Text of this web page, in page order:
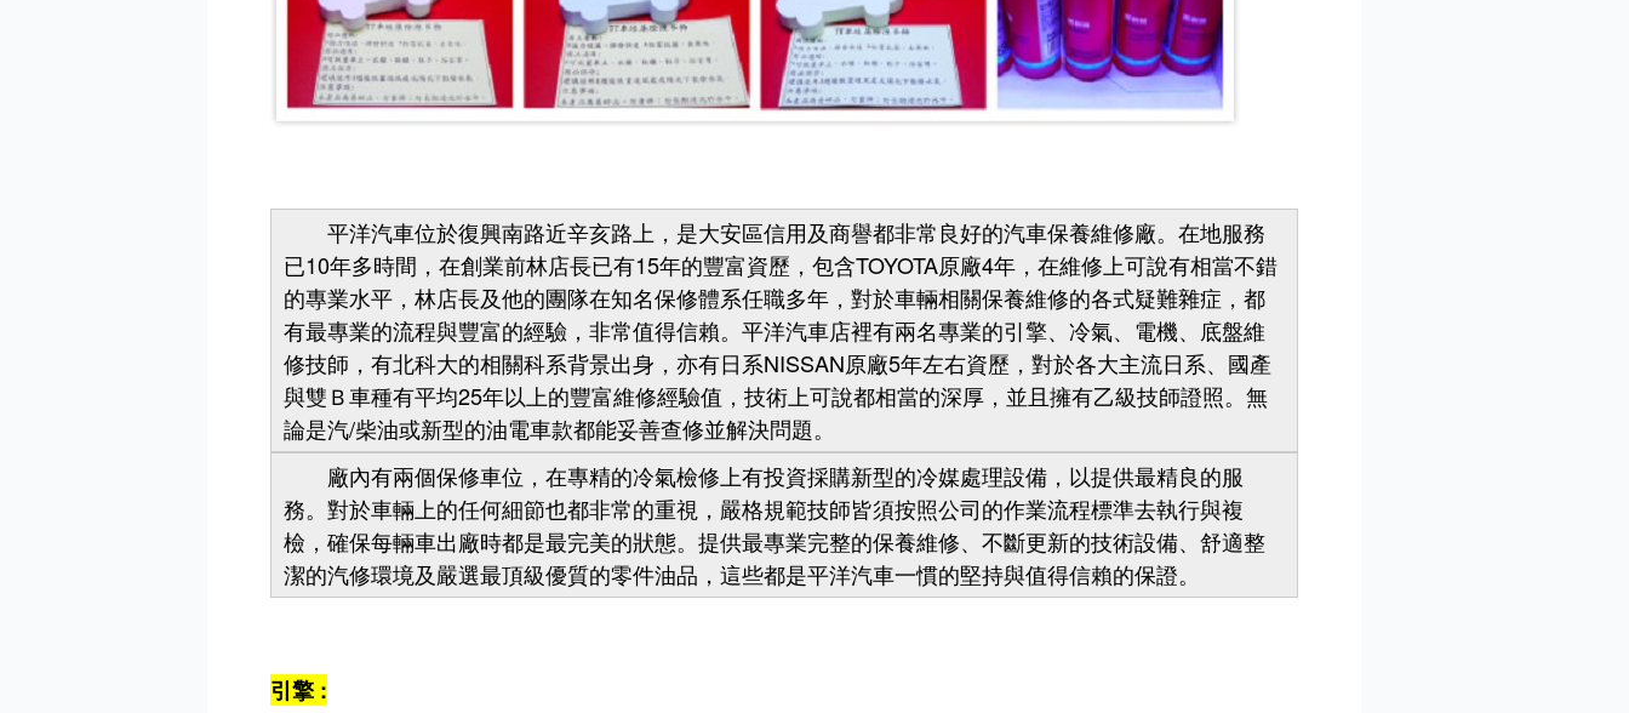
平洋汽車位於復興南路近辛亥路上，是大安區信用及商譽都非常良好的汽車保養維修廠。在地服務
已10年多時間，在創業前林店長已有15年的豐富資歷，包含TOYOTA原廠4年，在維修上可說有相當不錯
的專業水平，林店長及他的團隊在知名保修體系任職多年，對於車輛相關保養維修的各式疑難雜症，都
有最專業的流程與豐富的經驗，非常值得信賴。平洋汽車店裡有兩名專業的引擎、冷氣、電機、底盤維
修技師，有北科大的相關科系背景出身，亦有日系NISSAN原廠5年左右資歷，對於各大主流日系、國產
與雙Ｂ車種有平均25年以上的豐富維修經驗值，技術上可說都相當的深厚，並且擁有乙級技師證照。無
論是汽/柴油或新型的油電車款都能妥善查修並解決問題。
廠內有兩個保修車位，在專精的冷氣檢修上有投資採購新型的冷媒處理設備，以提供最精良的服
務。對於車輛上的任何細節也都非常的重視，嚴格規範技師皆須按照公司的作業流程標準去執行與複
檢，確保每輛車出廠時都是最完美的狀態。提供最專業完整的保養維修、不斷更新的技術設備、舒適整
潔的汽修環境及嚴選最頂級優質的零件油品，這些都是平洋汽車一慣的堅持與值得信賴的保證。
引擎 :